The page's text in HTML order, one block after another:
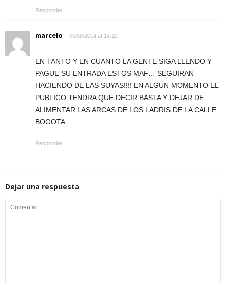
Responder
marcelo 05/08/2014 at 14:12
EN TANTO Y EN CUANTO LA GENTE SIGA LLENDO Y
PAGUE SU ENTRADA ESTOS MAF… SEGUIRAN
HACIENDO DE LAS SUYAS!!!! EN ALGUN MOMENTO EL
PUBLICO TENDRA QUE DECIR BASTA Y DEJAR DE
ALIMENTAR LAS ARCAS DE LOS LADRIS DE LA CALLE
BOGOTA.
Responder
Dejar una respuesta